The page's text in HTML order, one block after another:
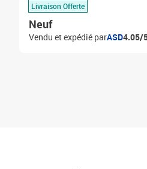
Livraison Offerte
Neuf
Vendu et expédié parASD4.05/